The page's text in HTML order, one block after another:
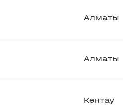
Алматы
Алматы
Кентау